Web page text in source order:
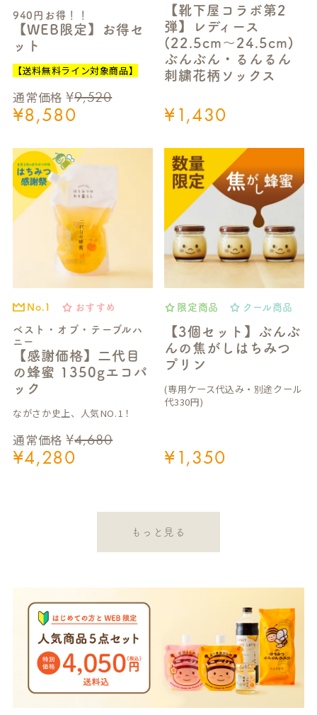
940円お得！！
【WEB限定】お得セ
ット
通常価格 ¥9,520
¥8,580
【送料無料ライン対象商品】
【靴下屋コラボ第2
弾】レディース
(22.5cm～24.5cm)
ぶんぶん・るんるん
刺繍花柄ソックス
¥1,430
ベスト・オブ・テーブルハ
ニー
【感謝価格】二代目
の蜂蜜 1350gエコパ
ック
No.1 おすすめ
通常価格 ¥4,680
¥4,280
ながさか史上、人気NO.1！
【3個セット】ぶんぶ
んの焦がしはちみつ
プリン
限定商品 クール商品
¥1,350
(専用ケース代込み・別途クール
代330円)
もっと見る